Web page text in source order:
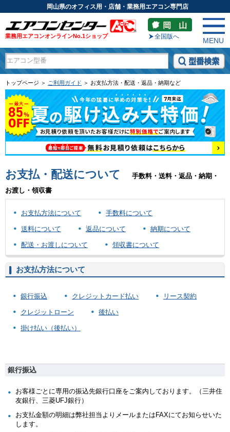
岡山県のオフィス用・店舗・業務用エアコン専門店
業務用エアコンオンラインNo.1ショップ 全国版へ
MENU
トップページ ＞ ご利用ガイド ＞ お支払方法・配送・返品・納期など
お支払・配送について
手数料・送料・返品・納期・
お渡し・領収書
お支払方法について 手数料について
送料について 返品について 納期について
配送・お渡しについて 領収書について
お支払方法について
銀行振込 クレジットカード払い リース契約
クレジットローン 後払い
掛け払い（後払い）
銀行振込
お客様ごとに専用の振込先銀行口座をご案内しております。（三井住
友銀行、三菱UFJ銀行）
お支払金額の明細は弊社担当よりメールまたはFAXにてお知らせいた
します。